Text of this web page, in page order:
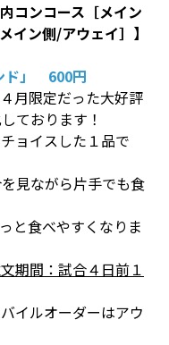
コンコース［メイン
イン側/アウェイ］】
ド」 600円
月限定だった大好評
ております！
ョイスした１品で
見ながら片手でも食
と食べやすくなりま
期間：試合４日前１
イルオーダーはアウ